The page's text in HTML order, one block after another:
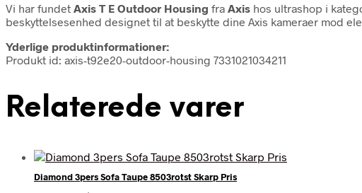
Vi har fundet Axis T E Outdoor Housing fra Axis hos ultrashop i
beskyttelsesenhed designet til at beskytte dine Axis kameraer mod
Yderlige produktinformationer:
Produkt id: axis-t92e20-outdoor-housing 7331021034211
Relaterede varer
Diamond 3pers Sofa Taupe 8503rotst Skarp Pris